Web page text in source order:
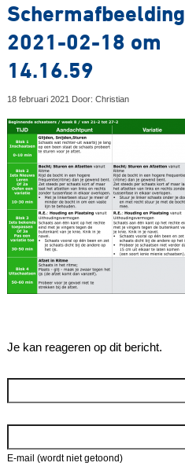
Schermafbeelding
2021-02-18 om
14.16.59
18 februari 2021 Door: Christian
Je kan reageren op dit bericht.
E-mail (wordt niet getoond)